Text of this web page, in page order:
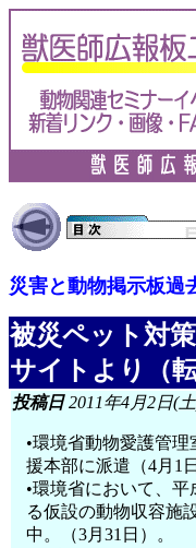
災害と動物掲示板過
被災ペット対
サイトより（転
投稿日2011年4月2日(
•環境省動物愛護管
援本部に派遣（4月1日
•環境省において、
る仮設の動物収容施
中。（3月31日）。